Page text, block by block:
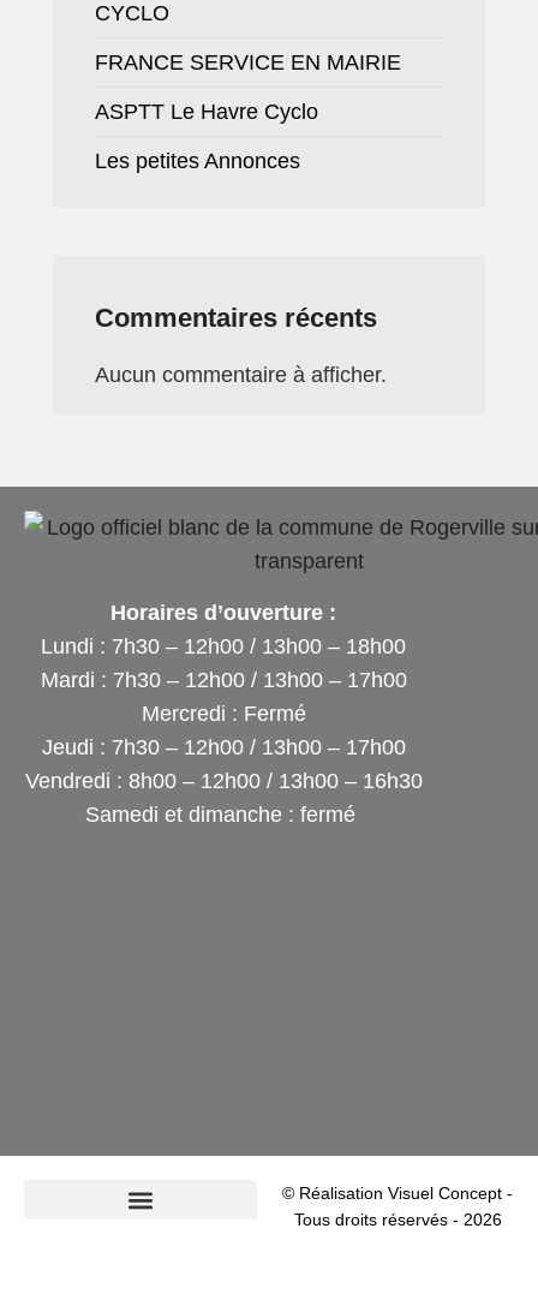
CYCLO
FRANCE SERVICE EN MAIRIE
ASPTT Le Havre Cyclo
Les petites Annonces
Commentaires récents
Aucun commentaire à afficher.
Horaires d’ouverture :
Lundi : 7h30 – 12h00 / 13h00 – 18h00
Mardi : 7h30 – 12h00 / 13h00 – 17h00
Mercredi : Fermé
Jeudi : 7h30 – 12h00 / 13h00 – 17h00
Vendredi : 8h00 – 12h00 / 13h00 – 16h30
Samedi et dimanche : fermé
© Réalisation Visuel Concept -
Tous droits réservés - 2026